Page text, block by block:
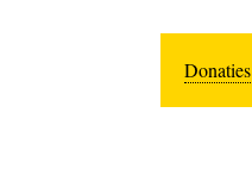
Donaties